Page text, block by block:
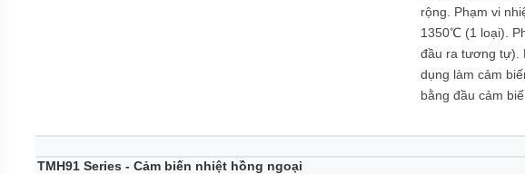
rộng. Phạm vi
1350℃ (1 loại).
đầu ra tương tự).
dụng làm cảm
bằng đầu cảm
TMH91 Series - Cảm biến nhiệt hồng ngoại